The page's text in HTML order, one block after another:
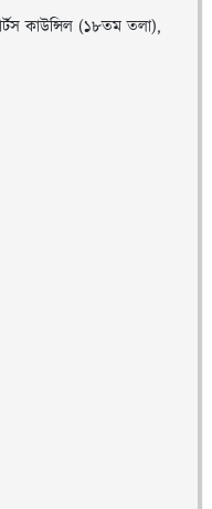
কাউন্সিল (১৮তম তলা),